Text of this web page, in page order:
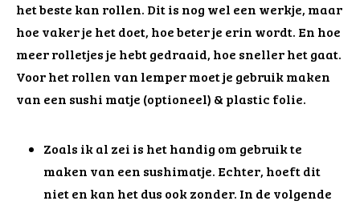
het beste kan rollen. Dit is nog wel een werkje, maar
hoe vaker je het doet, hoe beter je erin wordt. En hoe
meer rolletjes je hebt gedraaid, hoe sneller het gaat.
Voor het rollen van lemper moet je gebruik maken
van een sushi matje (optioneel) & plastic folie.
Zoals ik al zei is het handig om gebruik te
maken van een sushimatje. Echter, hoeft dit
niet en kan het dus ook zonder. In de volgende